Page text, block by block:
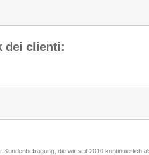
dei clienti:
Kundenbefragung, die wir seit 2010 kontinuierlich